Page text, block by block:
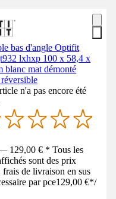
bas d'angle Optifit
lxhxp 100 x 58,4 x
blanc mat démonté
n'a pas encore été
129,00 € * Tous les
sont des prix
de livraison en sus
par pce129,00 €*/